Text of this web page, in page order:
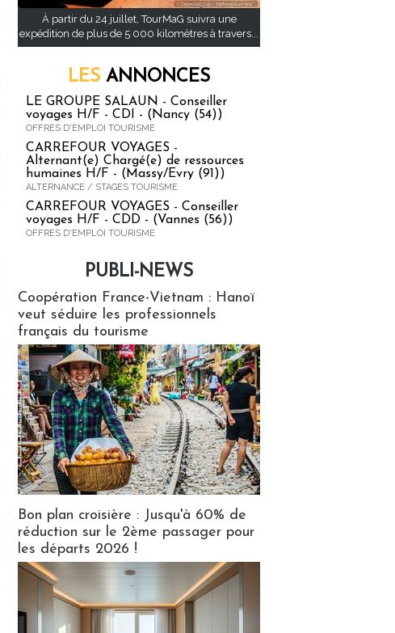
À partir du 24 juillet, TourMaG suivra une
expédition de plus de 5 000 kilomètres à travers...
LES ANNONCES
LE GROUPE SALAUN - Conseiller
voyages H/F - CDI - (Nancy (54))
OFFRES D'EMPLOI TOURISME
CARREFOUR VOYAGES -
Alternant(e) Chargé(e) de ressources
humaines H/F - (Massy/Evry (91))
ALTERNANCE / STAGES TOURISME
CARREFOUR VOYAGES - Conseiller
voyages H/F - CDD - (Vannes (56))
OFFRES D'EMPLOI TOURISME
PUBLI-NEWS
Coopération France-Vietnam : Hanoï
veut séduire les professionnels
français du tourisme
Bon plan croisière : Jusqu'à 60% de
réduction sur le 2ème passager pour
les départs 2026 !